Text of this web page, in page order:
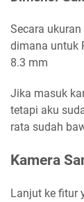
Secara
dimana untuk
8.3 mm
Jika masuk
tetapi aku
rata sudah
Kamera
Lanjut ke fitur